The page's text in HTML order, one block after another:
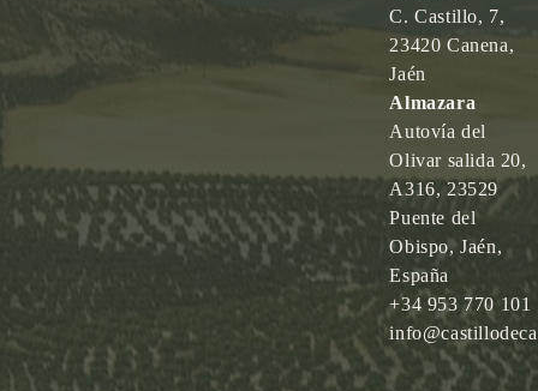
C. Castillo, 7,
23420 Canena,
Jaén
Almazara
Autovía del
Olivar salida 20,
A316, 23529
Puente del
Obispo, Jaén,
España
+34 953 770 101